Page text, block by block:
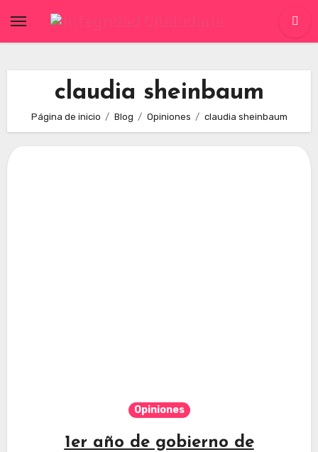
claudia sheinbaum
Página de inicio Blog Opiniones claudia sheinbaum
Opiniones
1er año de gobierno de